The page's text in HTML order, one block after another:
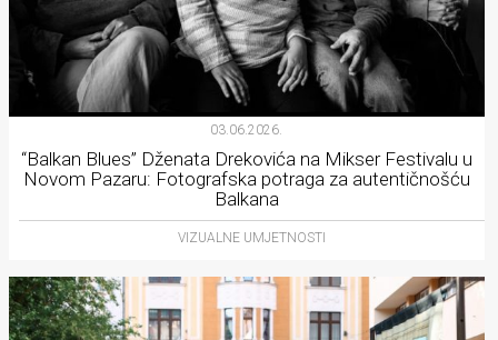
03.06.2026.
“Balkan Blues” Dženata Drekovića na Mikser Festivalu u
Novom Pazaru: Fotografska potraga za autentičnošću
Balkana
VIZUALNE UMJETNOSTI